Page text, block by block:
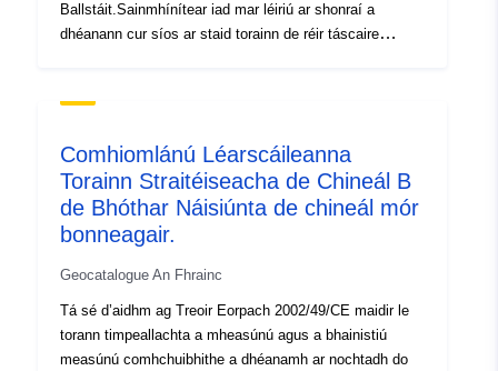
Ballstáit.Sainmhínítear iad mar léiriú ar shonraí a
dhéanann cur síos ar staid torainn de réir táscaire
saintreorach. Is doiciméid faisnéise iad seo nach bhfuil
féidir leo Plean Pleanála Áitiúil (LDP) a fhorlíonadh. Mar
chuid de Phlean Taistil Uirbigh (UDP), is féidir
léarscáileanna a úsáid chun bunlínte agus spriocréimsí
a bhunú ina bhfuil gá le bainistiú tráchta níos fearr. Arna
Márta 2006, seasann an léarscáil do na hearnálacha a
bhfuil tionchar ag torann atá sainithe sna boird
aicmiúcháin fuaime reachtaire orthu. Comhiomlánú a
rinneadh leis an mbreiseán QGIS MIZOGEO a chuir
Comhiomlánú Léarscáileanna
Torainn Straitéiseacha de Chineál B
de Bhóthar Náisiúnta de chineál mór
bonneagair.
Geocatalogue An Fhrainc
Tá sé d’aidhm ag Treoir Eorpach 2002/49/CE maidir le
torann timpeallachta a mheasúnú agus a bhainistiú
measúnú comhchuibhithe a dhéanamh ar nochtadh do